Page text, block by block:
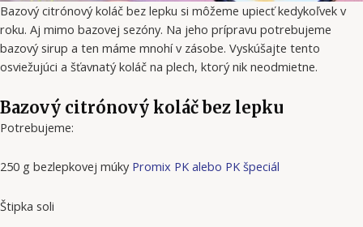
Bazový citrónový koláč bez lepku si môžeme upiecť kedykoľvek v
roku. Aj mimo bazovej sezóny. Na jeho prípravu potrebujeme
bazový sirup a ten máme mnohí v zásobe. Vyskúšajte tento
osviežujúci a šťavnatý koláč na plech, ktorý nik neodmietne.
Bazový citrónový koláč bez lepku
Potrebujeme:
250 g bezlepkovej múky Promix PK alebo PK špeciál
Štipka soli